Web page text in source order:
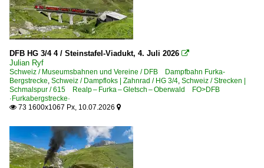
Mitteleinstiegswagen
RhB | Rhätische Bahn
Dampfschneeschleuder
Strecken | Schmalspur
142 Brig – Furkatunnel – Andermatt FO>MGB
Triebzüge | Zahnrad | Schmalspur
Deh 4/4 I ·FO·MGB·
DFB HG 3/4 4 / Steinstafel-Viadukt, 4. Juli 2026 
Julian Ryf
Schweiz / Museumsbahnen und Vereine / DFB Dampfbahn Furka-
Bergstrecke, Schweiz / Dampfloks | Zahnrad / HG 3/4, Schweiz / Strecken |
Schmalspur / 615 Realp – Furka – Gletsch – Oberwald FO>DFB
·Furkabergstrecke·
 73 1600x1067 Px, 10.07.2026 